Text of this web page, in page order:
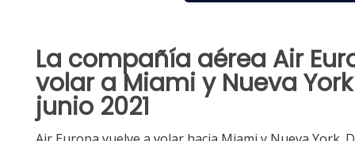
La compañía aérea Air
volar a Miami y Nueva
junio 2021